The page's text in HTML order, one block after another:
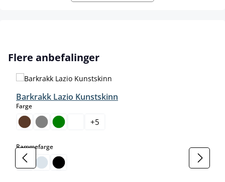
Hopp over produktgalleri
Flere anbefalinger
Barkrakk Lazio Kunstskinn
Fargeselect
+5
Rammefargeselect